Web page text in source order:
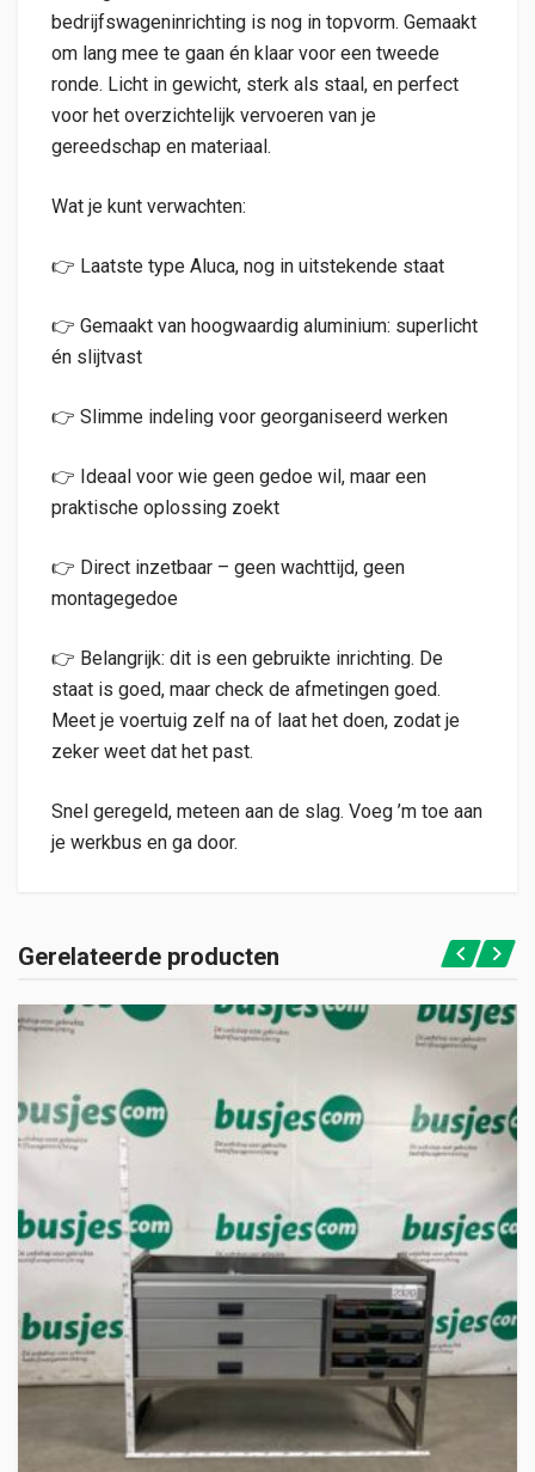
bedrijfswageninrichting is nog in topvorm. Gemaakt
om lang mee te gaan én klaar voor een tweede
ronde. Licht in gewicht, sterk als staal, en perfect
voor het overzichtelijk vervoeren van je
gereedschap en materiaal.
Wat je kunt verwachten:
👉 Laatste type Aluca, nog in uitstekende staat
👉 Gemaakt van hoogwaardig aluminium: superlicht
én slijtvast
👉 Slimme indeling voor georganiseerd werken
👉 Ideaal voor wie geen gedoe wil, maar een
praktische oplossing zoekt
👉 Direct inzetbaar – geen wachttijd, geen
montagegedoe
👉 Belangrijk: dit is een gebruikte inrichting. De
staat is goed, maar check de afmetingen goed.
Meet je voertuig zelf na of laat het doen, zodat je
zeker weet dat het past.
Snel geregeld, meteen aan de slag. Voeg ’m toe aan
je werkbus en ga door.
Gerelateerde producten